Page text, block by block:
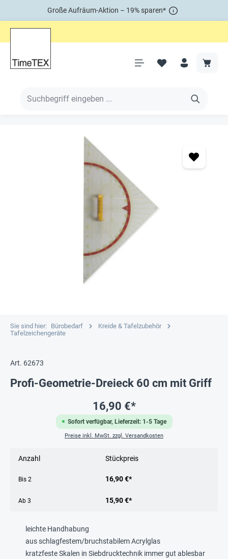
Große Aufräum-Aktion – 19% sparen*
Sie sind hier: Bürobedarf
Kreide & Tafelzubehör
Tafelzeichengeräte
Art. 62673
Profi-Geometrie-Dreieck 60 cm mit Griff
Sofort verfügbar, Lieferzeit: 1-5 Tage
16,90 €*
Preise inkl. MwSt. zzgl. Versandkosten
Anzahl Stückpreis
Bis 2 16,90 €*
Ab 3 15,90 €*
leichte Handhabung
aus schlagfestem/bruchstabilem Acrylglas
kratzfeste Skalen in Siebdrucktechnik immer gut ablesbar